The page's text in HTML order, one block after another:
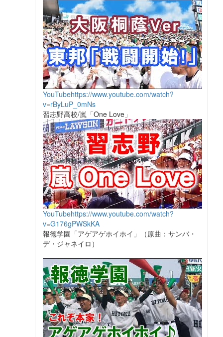
YouTubehttps://www.youtube.com/watch?
v=rByLuP_0mNs
習志野高校/嵐「One Love」
YouTubehttps://www.youtube.com/watch?
v=G176gPWSkKA
報徳学園「アゲアゲホイホイ」（原曲：サンバ・
デ・ジャネイロ）